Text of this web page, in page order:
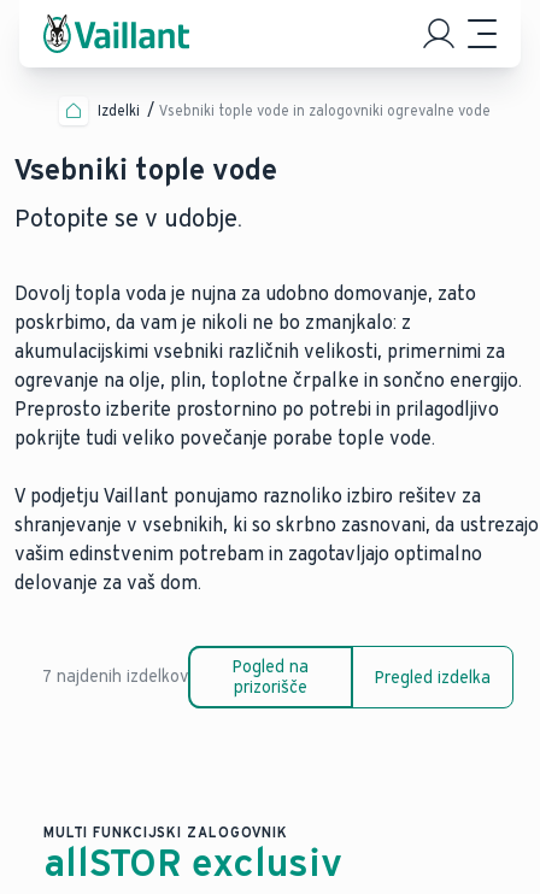
Izdelki Vsebniki tople vode in zalogovniki ogrevalne vode
Vsebniki tople vode
Potopite se v udobje.
Dovolj topla voda je nujna za udobno domovanje, zato
poskrbimo, da vam je nikoli ne bo zmanjkalo: z
akumulacijskimi vsebniki različnih velikosti, primernimi za
ogrevanje na olje, plin, toplotne črpalke in sončno energijo.
Preprosto izberite prostornino po potrebi in prilagodljivo
pokrijte tudi veliko povečanje porabe tople vode.
V podjetju Vaillant ponujamo raznoliko izbiro rešitev za
shranjevanje v vsebnikih, ki so skrbno zasnovani, da ustrezajo
vašim edinstvenim potrebam in zagotavljajo optimalno
delovanje za vaš dom.
7 najdenih izdelkov
Pogled na
prizorišče
Pregled izdelka
MULTI FUNKCIJSKI ZALOGOVNIK
allSTOR exclusiv